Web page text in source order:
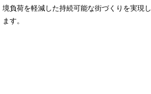
境負荷を軽減した持続可能な街づくりを実現し
ます。